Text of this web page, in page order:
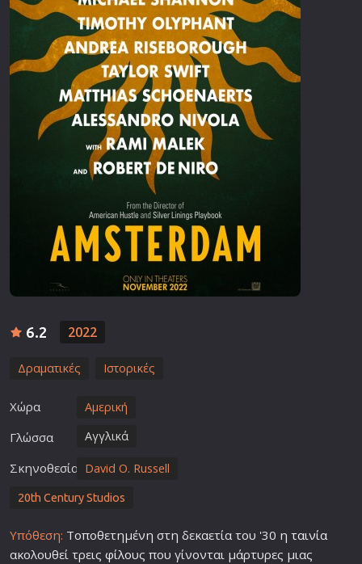
6.2 2022
Δραματικές Ιστορικές
Χώρα Αμερική
Γλώσσα Αγγλικά
Σκηνοθεσία David O. Russell
20th Century Studios
Υπόθεση: Τοποθετημένη στη δεκαετία του '30 η ταινία
ακολουθεί τρεις φίλους που γίνονται μάρτυρες μιας